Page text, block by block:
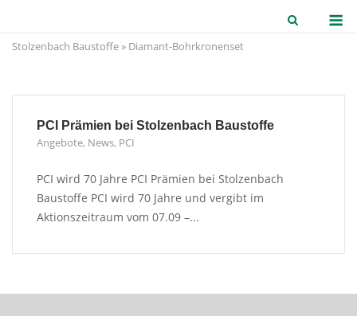
to
content
Stolzenbach Baustoffe » Diamant-Bohrkronenset
PCI Prämien bei Stolzenbach Baustoffe
Angebote, News, PCI
PCI wird 70 Jahre PCI Prämien bei Stolzenbach
Baustoffe PCI wird 70 Jahre und vergibt im
Aktionszeitraum vom 07.09 –...